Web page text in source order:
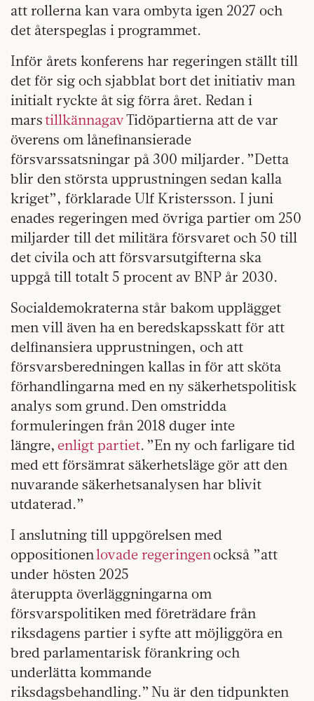
att rollerna kan vara ombyta igen 2027 och
det återspeglas i programmet.
Inför årets konferens har regeringen ställt till
det för sig och sjabblat bort det initiativ man
initialt ryckte åt sig förra året. Redan i
marstillkännagavTidöpartierna att de var
överens om lånefinansierade
försvarssatsningar på 300 miljarder. ”Detta
blir den största upprustningen sedan kalla
kriget”, förklarade Ulf Kristersson. I juni
enades regeringen med övriga partier om 250
miljarder till det militära försvaret och 50 till
det civila och att försvarsutgifterna ska
uppgå till totalt 5 procent av BNP år 2030.
Socialdemokraterna står bakom upplägget
men vill även ha en beredskapsskatt för att
delfinansiera upprustningen, och att
försvarsberedningen kallas in för att sköta
förhandlingarna med en ny säkerhetspolitisk
analys som grund. Den omstridda
formuleringen från 2018 duger inte
längre, enligt partiet. ”En ny och farligare tid
med ett försämrat säkerhetsläge gör att den
nuvarande säkerhetsanalysen har blivit
utdaterad.”
I anslutning till uppgörelsen med
oppositionenlovade regeringenockså ”att
under hösten 2025
återuppta överläggningarna om
försvarspolitiken med företrädare från
riksdagens partier i syfte att möjliggöra en
bred parlamentarisk förankring och
underlätta kommande
riksdagsbehandling.” Nu är den tidpunkten